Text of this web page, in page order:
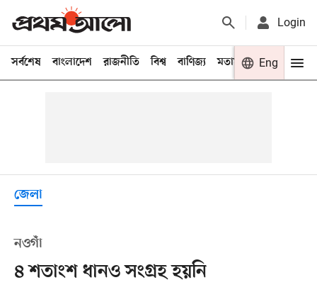
Login
সর্বশেষ বাংলাদেশ রাজনীতি বিশ্ব বাণিজ্য মতামত খেলা
Eng
জেলা
নওগাঁ
৪ শতাংশ ধানও সংগ্রহ হয়নি